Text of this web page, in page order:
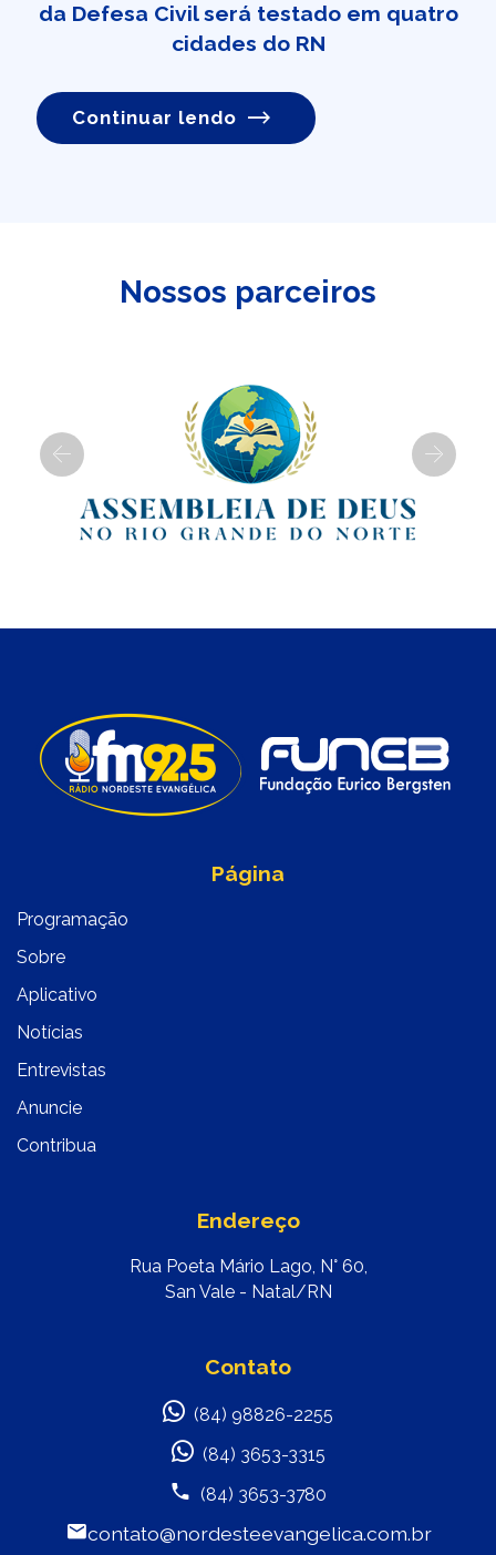
da Defesa Civil será testado em quatro
cidades do RN
Continuar lendo
Nossos parceiros
Previous Next
Página
Programação
Sobre
Aplicativo
Notícias
Entrevistas
Anuncie
Contribua
Endereço
Rua Poeta Mário Lago, N° 60,
San Vale - Natal/RN
Contato
(84) 98826-2255
(84) 3653-3315
(84) 3653-3780
contato@nordesteevangelica.com.br